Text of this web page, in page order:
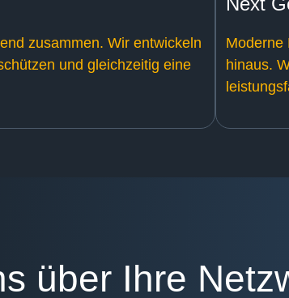
zusammen. Wir entwickeln
und gleichzeitig eine
Moderne
hinaus.
über Ihre